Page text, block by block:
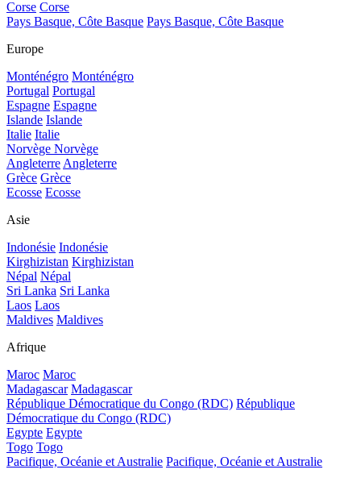
Corse Corse
Pays Basque, Côte Basque Pays Basque, Côte Basque
Europe
Monténégro Monténégro
Portugal Portugal
Espagne Espagne
Islande Islande
Italie Italie
Norvège Norvège
AngleterreAngleterre
Grèce Grèce
Ecosse Ecosse
Asie
Indonésie Indonésie
Kirghizistan Kirghizistan
Népal Népal
Sri Lanka Sri Lanka
Laos Laos
Maldives Maldives
Afrique
Maroc Maroc
Madagascar Madagascar
République Démocratique du Congo (RDC) République
Démocratique du Congo (RDC)
Egypte Egypte
Togo Togo
Pacifique, Océanie et Australie Pacifique, Océanie et Australie